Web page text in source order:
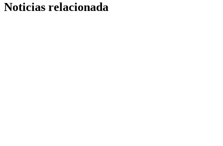
Noticias relacionada